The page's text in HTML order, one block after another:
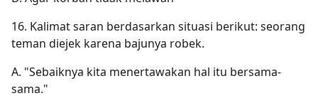
16. Kalimat saran berdasarkan situasi berikut: seorang
teman diejek karena bajunya robek.
A. "Sebaiknya kita menertawakan hal itu bersama-
sama."